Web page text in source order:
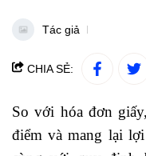
Tác giả
CHIA SẺ:
So với hóa đơn
điểm và mang lại